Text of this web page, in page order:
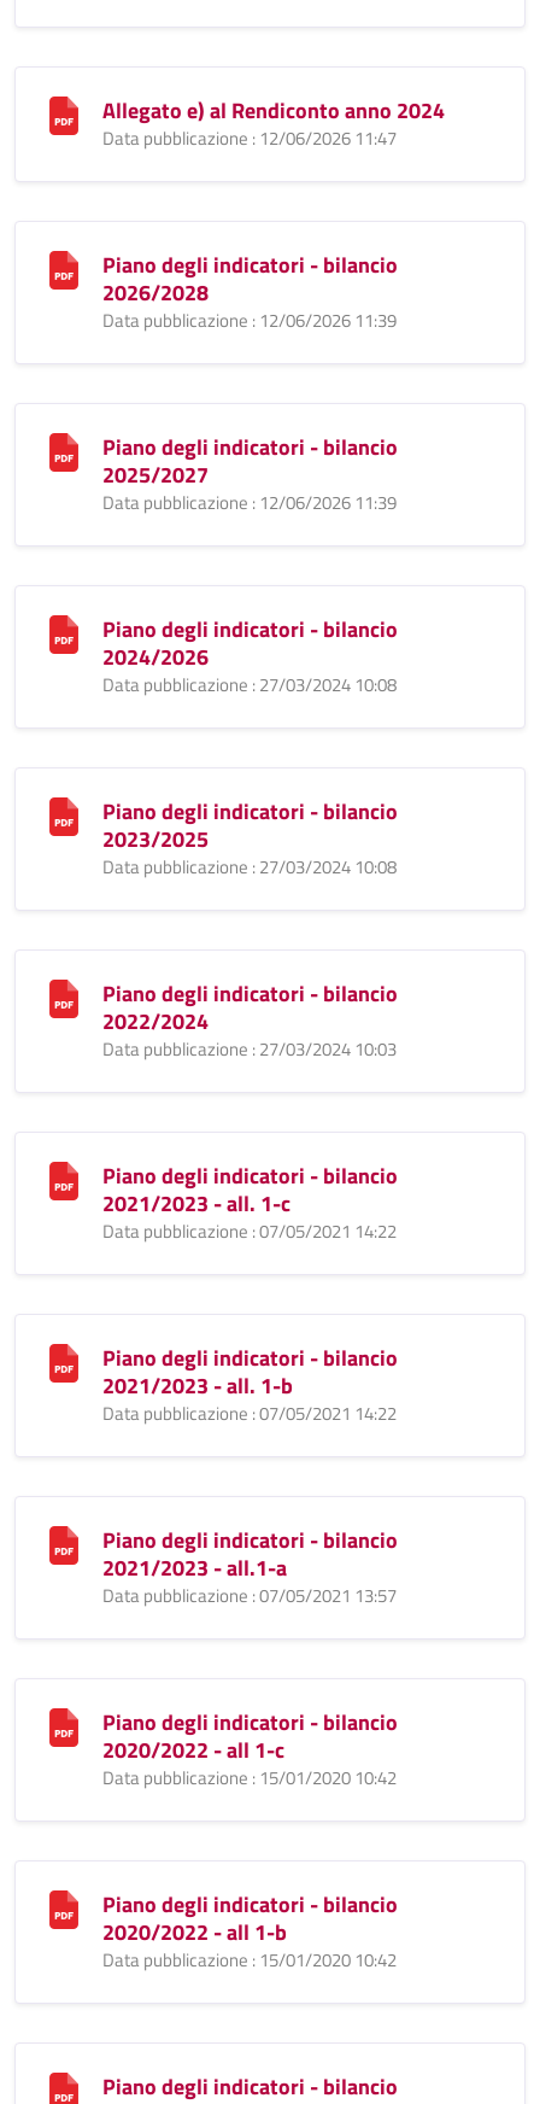
Allegato e) al Rendiconto anno 2024
Data pubblicazione : 12/06/2026 11:47
Piano degli indicatori - bilancio
2026/2028
Data pubblicazione : 12/06/2026 11:39
Piano degli indicatori - bilancio
2025/2027
Data pubblicazione : 12/06/2026 11:39
Piano degli indicatori - bilancio
2024/2026
Data pubblicazione : 27/03/2024 10:08
Piano degli indicatori - bilancio
2023/2025
Data pubblicazione : 27/03/2024 10:08
Piano degli indicatori - bilancio
2022/2024
Data pubblicazione : 27/03/2024 10:03
Piano degli indicatori - bilancio
2021/2023 - all. 1-c
Data pubblicazione : 07/05/2021 14:22
Piano degli indicatori - bilancio
2021/2023 - all. 1-b
Data pubblicazione : 07/05/2021 14:22
Piano degli indicatori - bilancio
2021/2023 - all.1-a
Data pubblicazione : 07/05/2021 13:57
Piano degli indicatori - bilancio
2020/2022 - all 1-c
Data pubblicazione : 15/01/2020 10:42
Piano degli indicatori - bilancio
2020/2022 - all 1-b
Data pubblicazione : 15/01/2020 10:42
Piano degli indicatori - bilancio